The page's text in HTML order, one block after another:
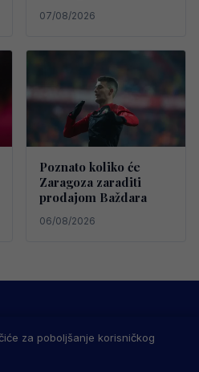
07/08/2026
Poznato koliko će
Zaragoza zaraditi
prodajom Baždara
06/08/2026
USLOVI KORIŠTENJA
zadržana.
za poboljšanje korisničkog